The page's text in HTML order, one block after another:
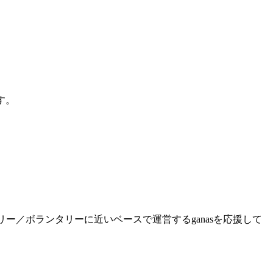
／ボランタリーに近いベースで運営するganasを応援して